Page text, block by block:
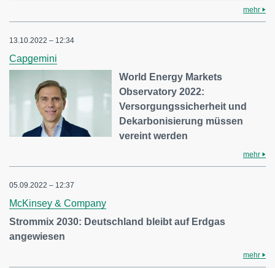
mehr
13.10.2022 – 12:34
Capgemini
World Energy Markets
Observatory 2022:
Versorgungssicherheit und
Dekarbonisierung müssen
vereint werden
mehr
05.09.2022 – 12:37
McKinsey & Company
Strommix 2030: Deutschland bleibt auf Erdgas
angewiesen
mehr